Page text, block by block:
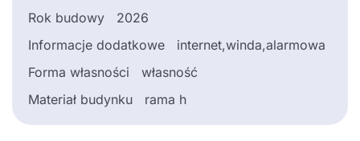
Rok budowy
2026
Informacje dodatkowe
internet,winda,alarmowa
Forma własności
własność
Materiał budynku
rama h